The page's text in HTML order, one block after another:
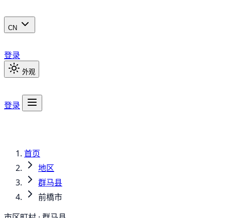
CN
登录
外观
登录
首页
地区
群马县
前橋市